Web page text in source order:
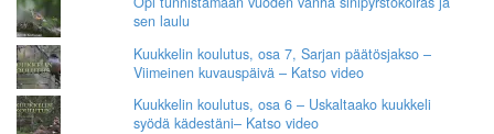
sen laulu
Kuukkelin koulutus, osa 7, Sarjan päätösjakso –
Viimeinen kuvauspäivä – Katso video
Kuukkelin koulutus, osa 6 – Uskaltaako kuukkeli
syödä kädestäni– Katso video